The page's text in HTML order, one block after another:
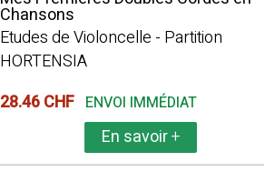
Chansons
Etudes de Violoncelle - Partition
HORTENSIA
28.46 CHF ENVOI IMMÉDIAT
En savoir+